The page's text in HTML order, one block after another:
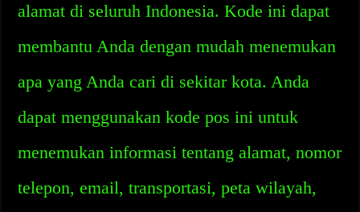
alamat di seluruh Indonesia. Kode ini dapat
membantu Anda dengan mudah menemukan
apa yang Anda cari di sekitar kota. Anda
dapat menggunakan kode pos ini untuk
menemukan informasi tentang alamat, nomor
telepon, email, transportasi, peta wilayah,